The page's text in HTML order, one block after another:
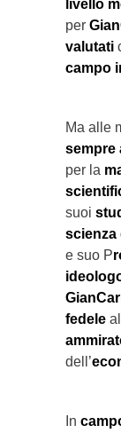
livello
per
valutati
campo
Ma alle
sempre
per la
suoi
scienza
e suo P
fedele
dell’
In